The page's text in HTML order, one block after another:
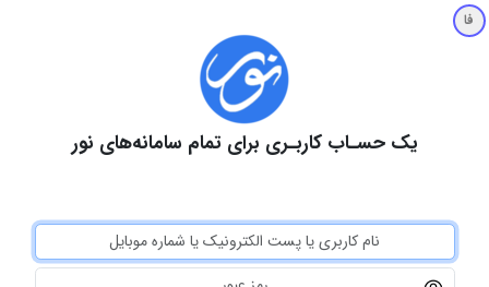
فا
یک حسـاب کاربـری برای تمام سامانه‌های نور